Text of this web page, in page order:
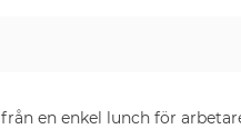
en enkel lunch för